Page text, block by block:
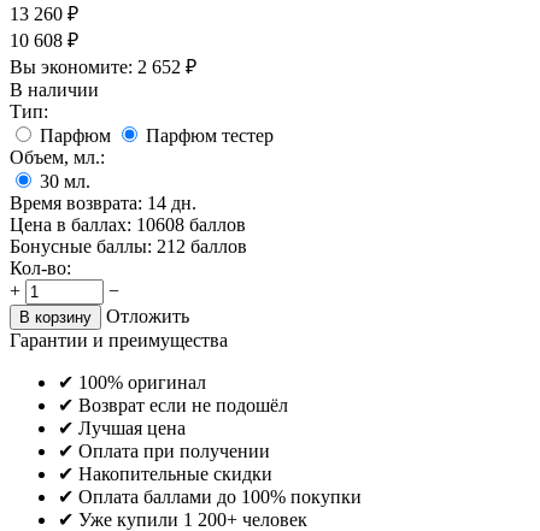
13 260 ₽
10 608 ₽
Вы экономите: 2 652 ₽
В наличии
Тип:
Парфюм
Парфюм тестер
Объем, мл.:
30 мл.
Время возврата: 14 дн.
Цена в баллах: 10608 баллов
Бонусные баллы: 212 баллов
Кол-во:
+
−
В корзину
Отложить
Гарантии и преимущества
✔ 100% оригинал
✔ Возврат если не подошёл
✔ Лучшая цена
✔ Оплата при получении
✔ Накопительные скидки
✔ Оплата баллами до 100% покупки
✔ Уже купили 1 200+ человек